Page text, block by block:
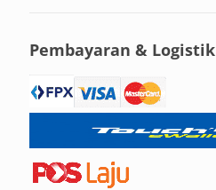
Pembayaran & Logistik